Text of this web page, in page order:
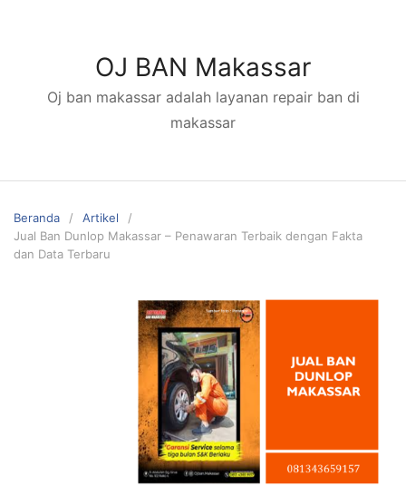
OJ BAN Makassar
Oj ban makassar adalah layanan repair ban di
makassar
Beranda
Artikel
Jual Ban Dunlop Makassar – Penawaran Terbaik dengan Fakta
dan Data Terbaru